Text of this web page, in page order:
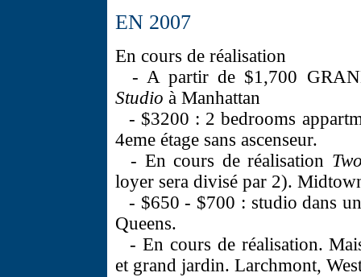
EN 2007
En cours de réalisation
- A partir de $1,700
Studio à Manhattan
- $3200 : 2 bedrooms
4eme étage sans ascenseur.
- En cours de réalisation
loyer sera divisé par 2).
- $650 - $700 : studio dans
Queens.
- En cours de réalisation.
et grand jardin. Larchmont,